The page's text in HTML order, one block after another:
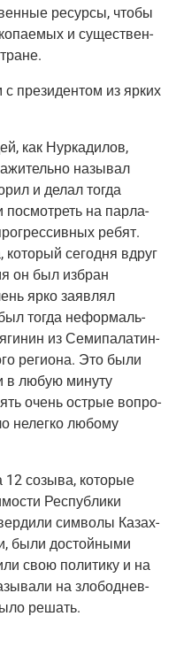
ресур­сы, что­бы
и суще­ствен­
пре­зи­ден­том из ярких
как Нур­ка­ди­лов,
назы­вал
и делал тогда
посмот­реть на пар­ла­
ребят.
сего­дня вдруг
он был избран
ярко заяв­лял
тогда нефор­маль­
из Семи­па­ла­тин­
реги­о­на. Это были
в любую мину­ту
очень ост­рые вопро­
нелег­ко любо­му
созы­ва, кото­рые
Рес­пуб­ли­ки
сим­во­лы Казах­
были достой­ны­ми
свою поли­ти­ку и на
на зло­бо­днев­
решать.